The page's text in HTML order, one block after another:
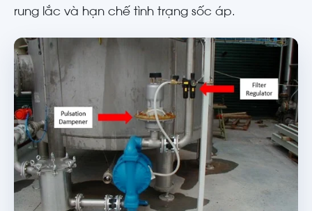
rung lắc và hạn chế tình trạng sốc áp.